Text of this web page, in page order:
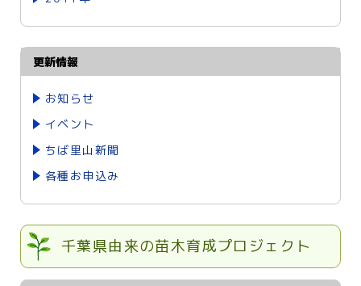
更新情報
お知らせ
イベント
ちば里山新聞
各種お申込み
千葉県由来の苗木育成プロジェクト